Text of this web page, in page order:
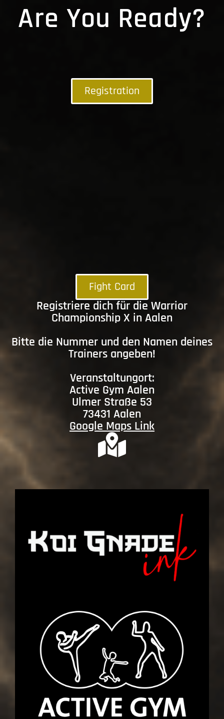
Are You Ready?
Registration
Fight Card
Registriere dich für die Warrior
Championship X in Aalen
Bitte die Nummer und den Namen deines
Trainers angeben!
Veranstaltungort:
Active Gym Aalen
Ulmer Straße 53
73431 Aalen
Google Maps Link